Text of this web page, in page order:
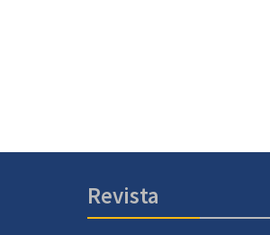
Revista